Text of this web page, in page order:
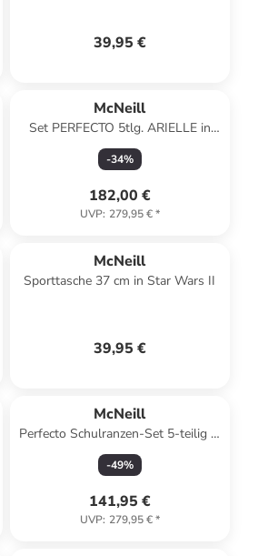
39,95 €
McNeill
Set PERFECTO 5tlg. ARIELLE in
blau
-34%
182,00 €
UVP: 279,95 €*
McNeill
Sporttasche 37 cm in Star Wars II
39,95 €
McNeill
Perfecto Schulranzen-Set 5-teilig in
Mickey Mouse
-49%
141,95 €
UVP: 279,95 €*